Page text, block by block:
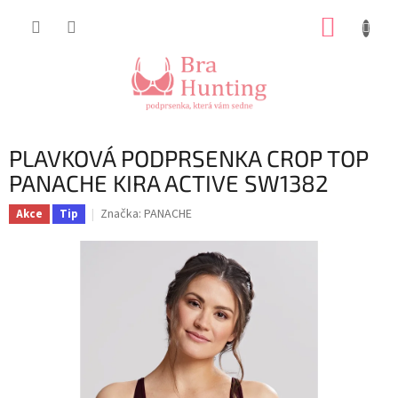
PLAVKOVÁ PODPRSENKA CROP TOP
PANACHE KIRA ACTIVE SW1382
Akce Tip Značka: PANACHE